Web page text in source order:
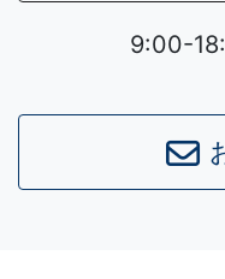
9:00-